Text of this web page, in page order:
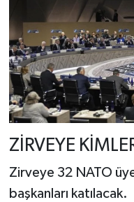
ZİRVEYE
Zirveye 32 NATO
başkanları katılacak.